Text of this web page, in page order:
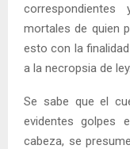
mortales de quien
esto con la
a la necropsia de ley.
Se sabe que el
evidentes golpes
cabeza, se